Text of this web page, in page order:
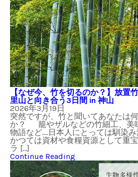
【なぜ今、竹を切るのか？】放置
里山と向き合う3日間 in 神山
2026年3月19日
突然ですが、竹と聞いてあなたは
か？ 籠やザルなどの竹細工、美
物語など….日本人にとっては馴染み
かつては資材や食糧資源として重
ラ […]
Continue Reading